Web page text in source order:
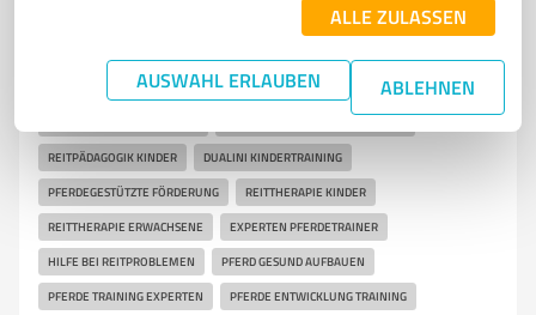
ALLE ZULASSEN
AUSWAHL ERLAUBEN ABLEHNEN
NACHHALTIGES PFERDETRAINING
PFERDE WELLNESS PFERDE AUFBAU TRAINING
REITPÄDAGOGIK KINDER DUALINI KINDERTRAINING
PFERDEGESTÜTZTE FÖRDERUNG REITTHERAPIE KINDER
REITTHERAPIE ERWACHSENE EXPERTEN PFERDETRAINER
HILFE BEI REITPROBLEMEN PFERD GESUND AUFBAUEN
PFERDE TRAINING EXPERTEN PFERDE ENTWICKLUNG TRAINING